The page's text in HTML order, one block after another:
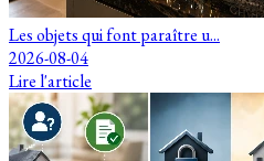
Les objets qui font paraître u...
2026-08-04
Lire l'article